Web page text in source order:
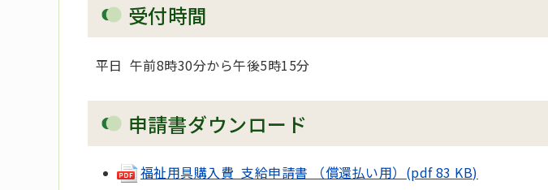
受付時間
平日 午前8時30分から午後5時15分
申請書ダウンロード
福祉用具購入費 支給申請書 （償還払い用）(pdf 83 KB)